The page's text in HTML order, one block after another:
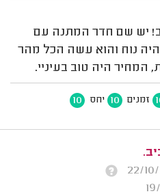
יש שם חדר המתנה עם
נוח והוא עשה הכל מהר
המחיר היה טוב בעיניי.
זמנים 10 יחס 10